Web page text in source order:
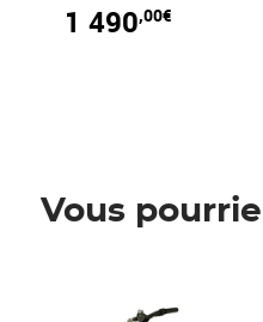
1 490,00€
Vous